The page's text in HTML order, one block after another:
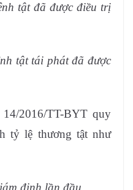
tật đã được điều trị
tật tái phát đã được
TT-BYT quy
tỷ lệ thương tật như
định lần đầu